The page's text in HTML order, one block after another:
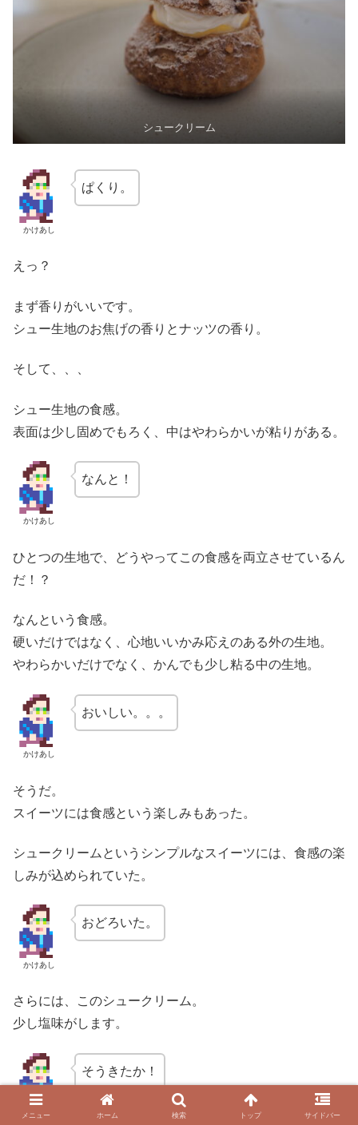
シュークリーム
かけあし
ぱくり。
えっ？
まず香りがいいです。
シュー生地のお焦げの香りとナッツの香り。
そして、、、
シュー生地の食感。
表面は少し固めでもろく、中はやわらかいが粘りがある。
かけあし
なんと！
ひとつの生地で、どうやってこの食感を両立させているん
だ！？
なんという食感。
硬いだけではなく、心地いいかみ応えのある外の生地。
やわらかいだけでなく、かんでも少し粘る中の生地。
かけあし
おいしい。。。
そうだ。
スイーツには食感という楽しみもあった。
シュークリームというシンプルなスイーツには、食感の楽
しみが込められていた。
かけあし
おどろいた。
さらには、このシュークリーム。
少し塩味がします。
かけあし
そうきたか！
メニュー ホーム 検索 トップ サイドバー